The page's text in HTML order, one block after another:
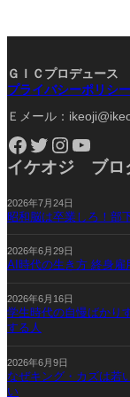
ＧＩＣプロデュース
プライバシーポリシー
Ｅメール：
Facebook Twitter Instagram YouTube
イケオジ ブロ
2026年7月24日
昭和脳は卒業しろ！部
2026年6月29日
AI時代の生き方 終身雇
2026年6月16日
学生時代の自慢ばかり
する人
2026年6月9日
なぜキング・カズは若
い